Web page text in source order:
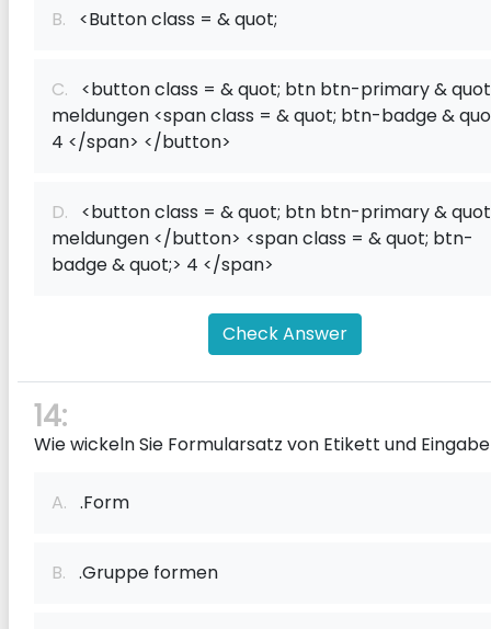
B. <Button class = & quot;
C. <button class = & quot; btn btn-primary &
meldungen <span class = & quot; btn-badge &
4 </span> </button>
D. <button class = & quot; btn btn-primary &
meldungen </button> <span class = & quot; btn-
badge & quot;> 4 </span>
Check Answer
14:
Wie wickeln Sie Formularsatz von Etikett und
A. .Form
B. .Gruppe formen